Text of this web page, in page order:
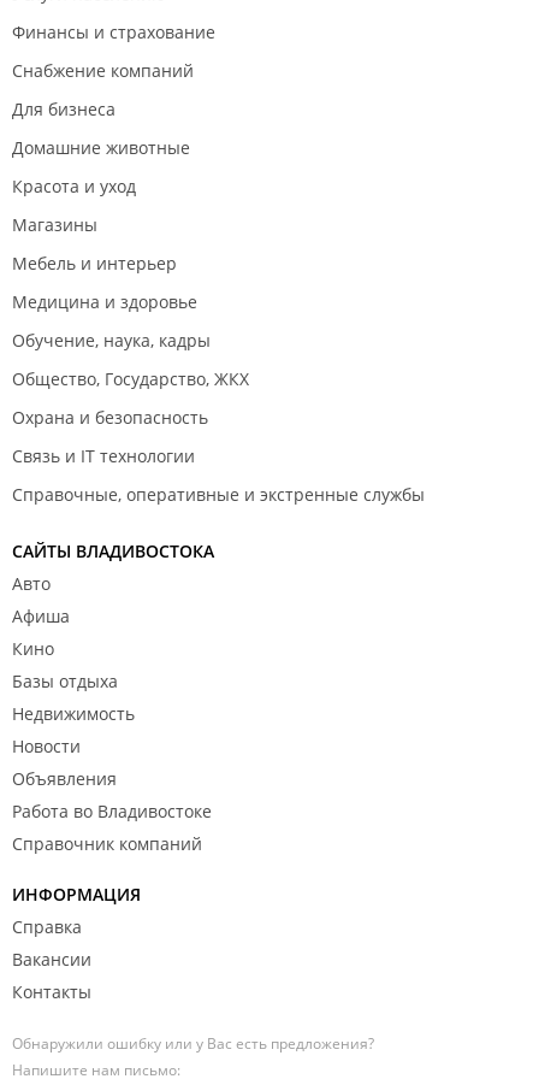
Финансы и страхование
Снабжение компаний
Для бизнеса
Домашние животные
Красота и уход
Магазины
Мебель и интерьер
Медицина и здоровье
Обучение, наука, кадры
Общество, Государство, ЖКХ
Охрана и безопасность
Связь и IT технологии
Справочные, оперативные и экстренные службы
САЙТЫ ВЛАДИВОСТОКА
Авто
Афиша
Кино
Базы отдыха
Недвижимость
Новости
Объявления
Работа во Владивостоке
Справочник компаний
ИНФОРМАЦИЯ
Справка
Вакансии
Контакты
Обнаружили ошибку или у Вас есть предложения?
Напишите нам письмо: